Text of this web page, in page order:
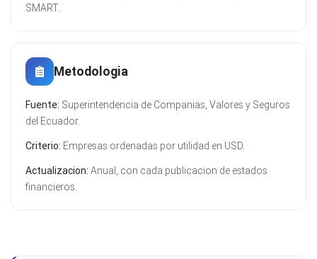
SMART.
Metodologia
Fuente: Superintendencia de Companias, Valores y Seguros
del Ecuador.
Criterio: Empresas ordenadas por utilidad en USD.
Actualizacion: Anual, con cada publicacion de estados
financieros.